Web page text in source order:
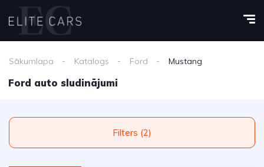
Sākumlapa Katalogs Ford Mustang
Ford auto sludinājumi
Filters (2)